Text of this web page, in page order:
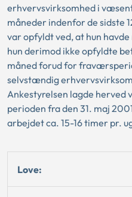
erhvervsvirksomhed i
måneder indenfor de sidste
var opfyldt ved, at hun
hun derimod ikke opfyldte
måned forud for
selvstændig
Ankestyrelsen lagde
perioden fra den 31. maj
arbejdet ca. 15-16 timer pr.
Love: